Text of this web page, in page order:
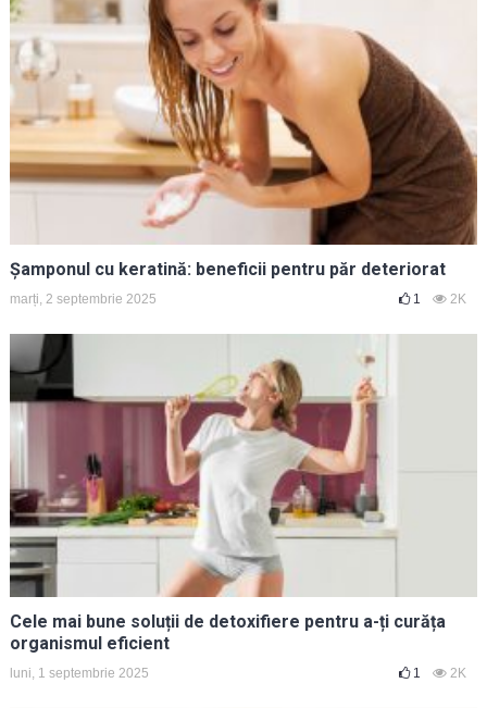
Șamponul cu keratină: beneficii pentru păr deteriorat
marți, 2 septembrie 2025 1 2K
Cele mai bune soluții de detoxifiere pentru a-ți curăța
organismul eficient
luni, 1 septembrie 2025 1 2K